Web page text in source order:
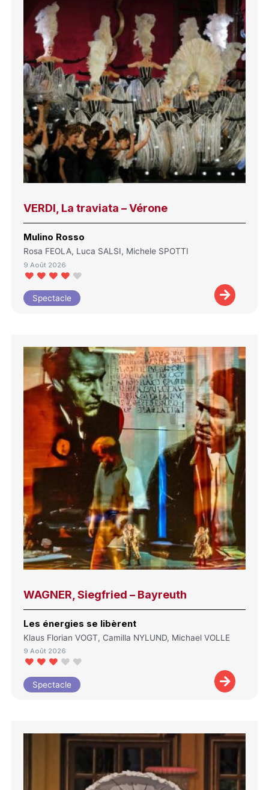
VERDI, La traviata – Vérone
Mulino Rosso
Rosa FEOLA, Luca SALSI, Michele SPOTTI
9 Août 2026
Spectacle
WAGNER, Siegfried – Bayreuth
Les énergies se libèrent
Klaus Florian VOGT, Camilla NYLUND, Michael VOLLE
9 Août 2026
Spectacle